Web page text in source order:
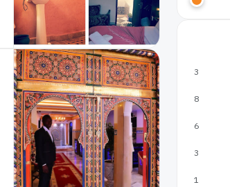
3
8
6
3
1